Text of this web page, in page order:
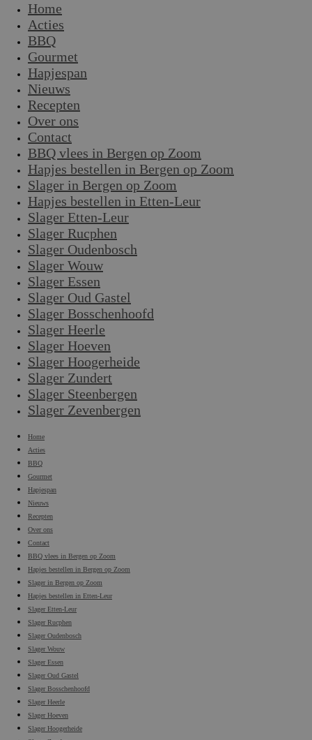
Home
Acties
BBQ
Gourmet
Hapjespan
Nieuws
Recepten
Over ons
Contact
BBQ vlees in Bergen op Zoom
Hapjes bestellen in Bergen op Zoom
Slager in Bergen op Zoom
Hapjes bestellen in Etten-Leur
Slager Etten-Leur
Slager Rucphen
Slager Oudenbosch
Slager Wouw
Slager Essen
Slager Oud Gastel
Slager Bosschenhoofd
Slager Heerle
Slager Hoeven
Slager Hoogerheide
Slager Zundert
Slager Steenbergen
Slager Zevenbergen
Home
Acties
BBQ
Gourmet
Hapjespan
Nieuws
Recepten
Over ons
Contact
BBQ vlees in Bergen op Zoom
Hapjes bestellen in Bergen op Zoom
Slager in Bergen op Zoom
Hapjes bestellen in Etten-Leur
Slager Etten-Leur
Slager Rucphen
Slager Oudenbosch
Slager Wouw
Slager Essen
Slager Oud Gastel
Slager Bosschenhoofd
Slager Heerle
Slager Hoeven
Slager Hoogerheide